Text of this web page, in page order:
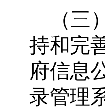
（三）
持和完
府信息
录管理